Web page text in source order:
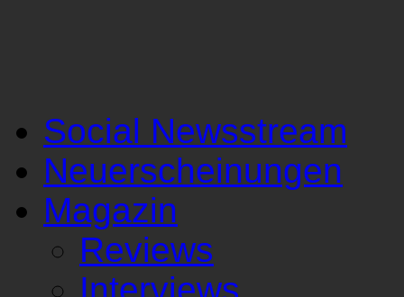
Social Newsstream
Neuerscheinungen
Magazin
Reviews